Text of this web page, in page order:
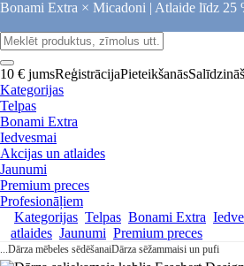
Bonami Extra × Micadoni | Atlaide līdz 25
10 € jumsReģistrācijaPieteikšanās
Kategorijas
Telpas
Bonami Extra
Iedvesmai
Akcijas un atlaides
Jaunumi
Premium preces
Profesionāļiem
Kategorijas Telpas Bonami Extra
atlaides Jaunumi Premium preces
...Dārza mēbeles sēdēšanaiDārza sēžammaisi un pufi